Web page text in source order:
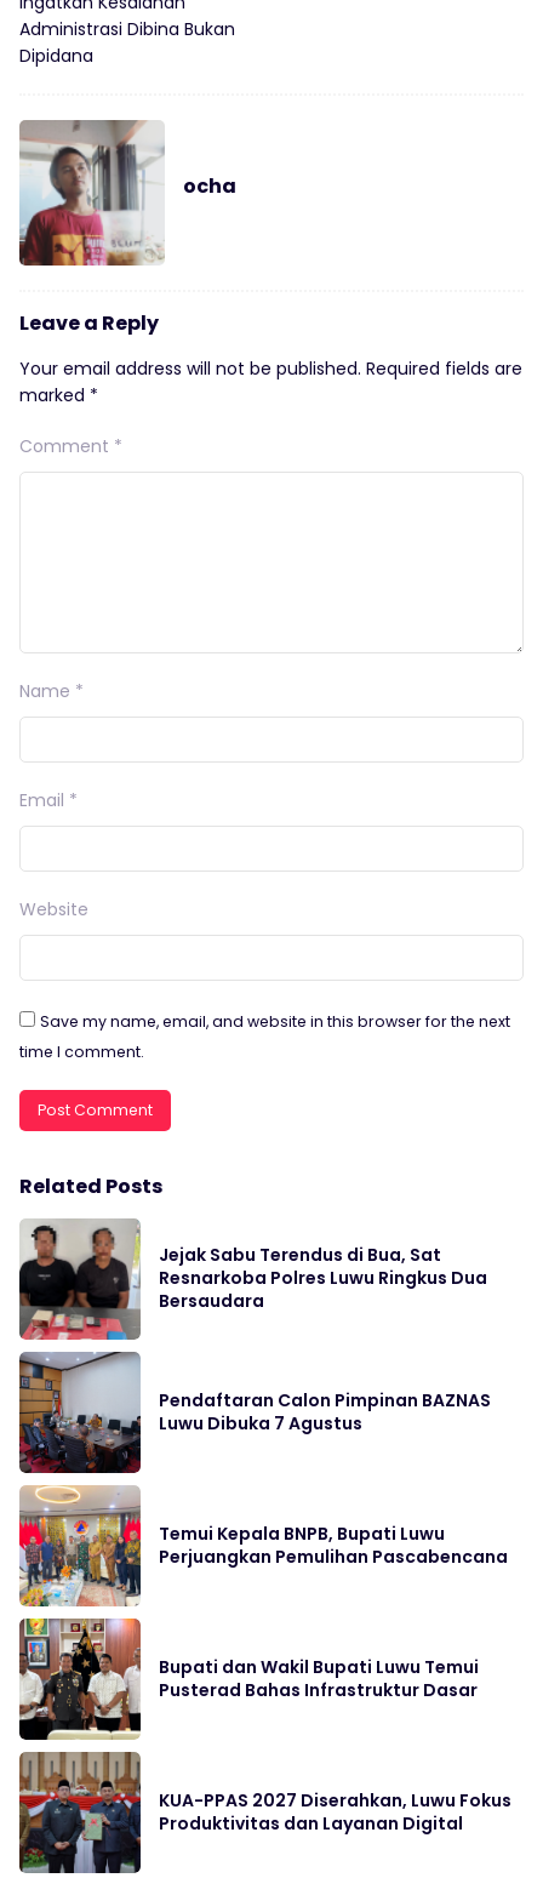
Administrasi Dibina Bukan
Dipidana
ocha
Leave a Reply
Your email address will not be published. Required fields are
marked *
Comment *
Name *
Email *
Website
Save my name, email, and website in this browser for the next
time I comment.
Related Posts
Jejak Sabu Terendus di Bua, Sat
Resnarkoba Polres Luwu Ringkus Dua
Bersaudara
Pendaftaran Calon Pimpinan BAZNAS
Luwu Dibuka 7 Agustus
Temui Kepala BNPB, Bupati Luwu
Perjuangkan Pemulihan Pascabencana
Bupati dan Wakil Bupati Luwu Temui
Pusterad Bahas Infrastruktur Dasar
KUA-PPAS 2027 Diserahkan, Luwu Fokus
Produktivitas dan Layanan Digital